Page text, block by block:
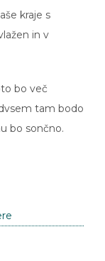
kraje s
in v
bo več
tam bodo
bo sončno.